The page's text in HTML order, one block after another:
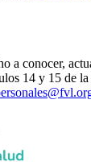
a conocer,
14 y 15 de